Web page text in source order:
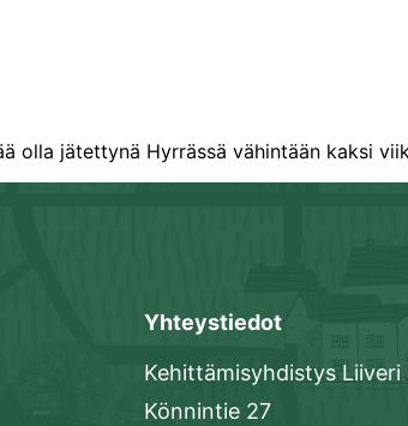
olla jätettynä Hyrrässä vähintään kaksi
Yhteystiedot
Kehittämisyhdistys Liiveri
Könnintie 27